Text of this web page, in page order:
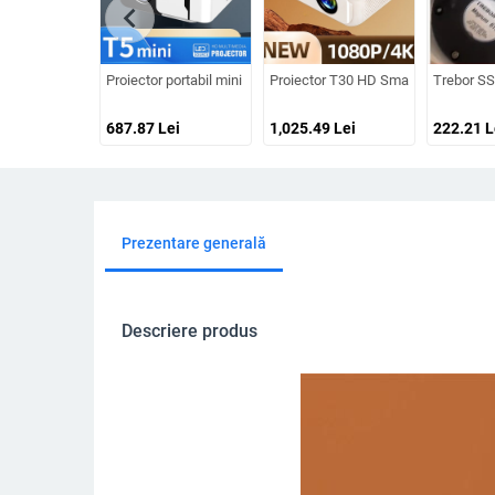
Proiector portabil mini pentru home cinema, compatibil cu
687.87Lei
Proiector T30 HD Smart Android
1,025.49Lei
Trebor
222.21
chevron_left
Prezentare generală
Descriere produs